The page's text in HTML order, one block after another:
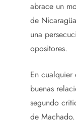
abrace un
de
una
opositores.
En cualquier
buenas
segundo
de